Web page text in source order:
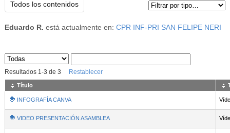
Todos los contenidos
Eduardo R. está actualmente en: CPR INF-PRI SAN FELIPE NERI
Sus archivos
Resultados 1-3 de 3 Restablecer
Título
INFOGRAFÍA CANVA
VIDEO PRESENTACIÓN ASAMBLEA